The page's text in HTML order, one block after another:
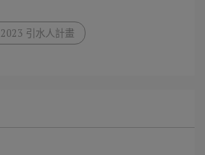
2023 引水人計畫